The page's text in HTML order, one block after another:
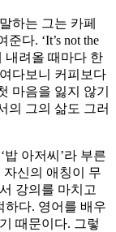
하는 그는 카페
다. ‘It’s not the
내려올 때마다 한
다보니 커피보다
마음을 잃지 않기
의 그의 삶도 그러
밥 아저씨’라 부른
자신의 애칭이 무
강의를 마치고
하다. 영어를 배우
때문이다. 그렇